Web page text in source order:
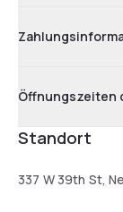
Öffnungszeiten
Standort
337 W 39th St,